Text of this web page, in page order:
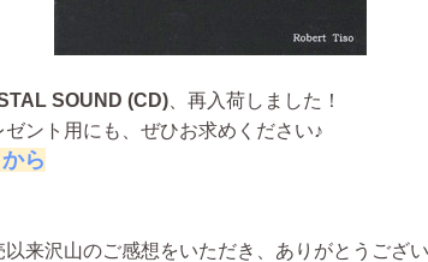
SOUND (CD) 、再入荷しました！
ント用にも、ぜひお求めください♪
ら
来沢山のご感想をいただき、ありがとうござい